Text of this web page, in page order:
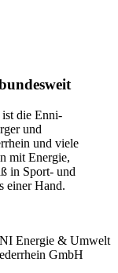
die Enni-
und
und viele
mit Energie,
in Sport- und
einer Hand.
Energie & Umwelt
GmbH